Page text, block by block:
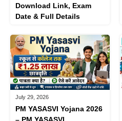
Download Link, Exam
Date & Full Details
July 29, 2026
PM YASASVI Yojana 2026